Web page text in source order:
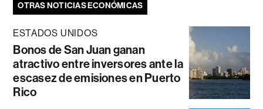
OTRAS NOTICIAS ECONÓMICAS
ESTADOS UNIDOS
Bonos de San Juan ganan
atractivo entre inversores ante la
escasez de emisiones en Puerto
Rico